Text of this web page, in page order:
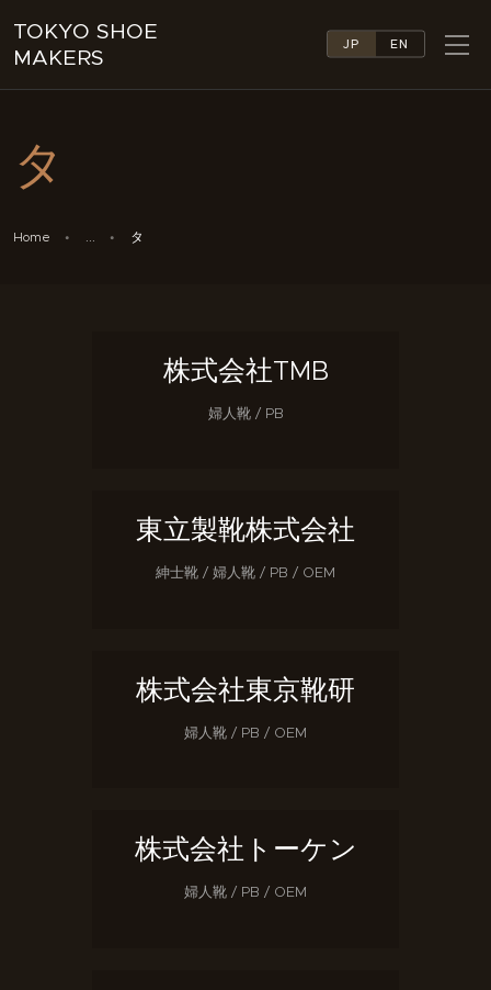
TOKYO SHOE
MAKERS
JP EN
タ
Home ... タ
株式会社TMB
婦人靴 / PB
東立製靴株式会社
紳士靴 / 婦人靴 / PB / OEM
株式会社東京靴研
婦人靴 / PB / OEM
株式会社トーケン
婦人靴 / PB / OEM